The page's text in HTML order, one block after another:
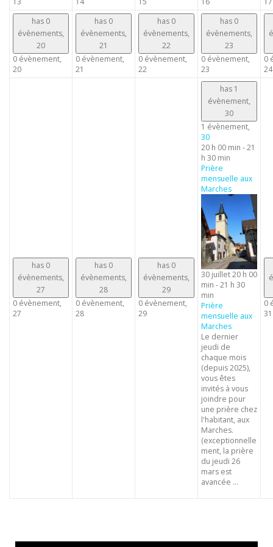
has 0
évènements,
20
0 évènement,
20
has 0
évènements,
21
0 évènement,
21
has 0
évènements,
22
0 évènement,
22
has 0
évènements,
23
0 évènement,
23
0
24
has 0
évènements,
27
0 évènement,
27
has 0
évènements,
28
0 évènement,
28
has 0
évènements,
29
0 évènement,
29
has 1
évènement,
30
1 évènement,
30
20 h 00 min -21
h 30 min
Prière
mensuelle aux
Marches
30 juillet 20 h 00
min -21 h 30
min
Prière
mensuelle aux
Marches
Le dernier
jeudi de
chaque mois
(depuis 2025),
vous êtes
invités à vous
joindre pour
une prière chez
l'habitant, aux
Marches.
(exceptionnelle
ment, la prière
du jeudi 26
mars est
avancée ...
0
31